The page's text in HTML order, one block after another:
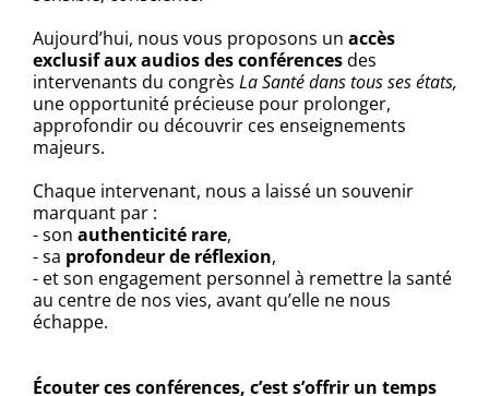
Aujourd’hui, nous vous proposons un accès
exclusif aux audios des conférencesdes
intervenants du congrès La Santé dans tous ses états,
une opportunité précieuse pour prolonger,
approfondir ou découvrir ces enseignements
majeurs.
Chaque intervenant, nous a laissé un souvenir
marquant par :
- son authenticité rare,
- sa profondeur de réflexion,
- et son engagement personnel à remettre la santé
au centre de nos vies, avant qu’elle ne nous
échappe.
Écouter ces conférences, c’est s’offrir un temps